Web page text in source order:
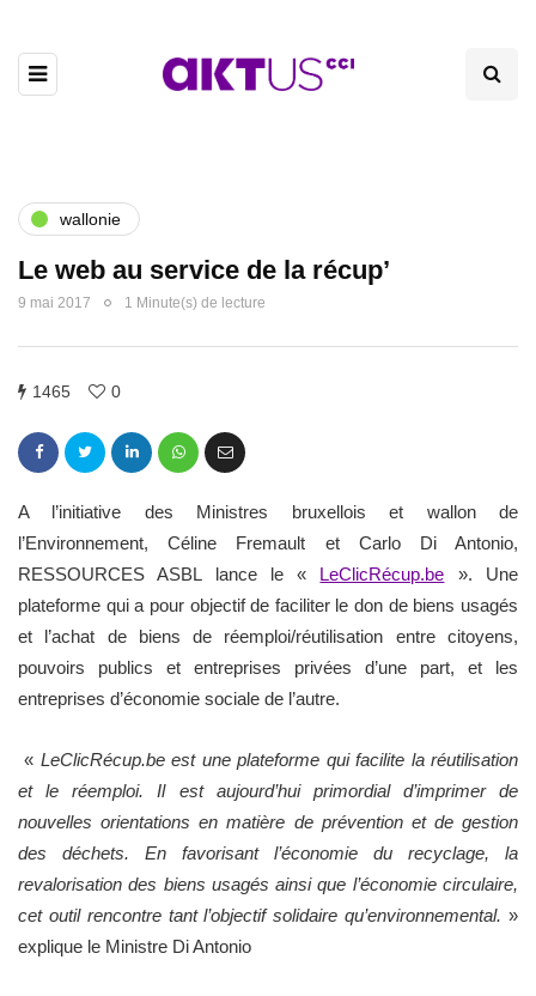
wallonie
Le web au service de la récup’
9 mai 2017 1 Minute(s) de lecture
1465 0
A l’initiative des Ministres bruxellois et wallon de
l’Environnement, Céline Fremault et Carlo Di Antonio,
RESSOURCES ASBL lance le « LeClicRécup.be ». Une
plateforme qui a pour objectif de faciliter le don de biens usagés
et l’achat de biens de réemploi/réutilisation entre citoyens,
pouvoirs publics et entreprises privées d’une part, et les
entreprises d’économie sociale de l’autre.
« LeClicRécup.be est une plateforme qui facilite la réutilisation
et le réemploi. Il est aujourd’hui primordial d’imprimer de
nouvelles orientations en matière de prévention et de gestion
des déchets. En favorisant l’économie du recyclage, la
revalorisation des biens usagés ainsi que l’économie circulaire,
cet outil rencontre tant l’objectif solidaire qu’environnemental. »
explique le Ministre Di Antonio